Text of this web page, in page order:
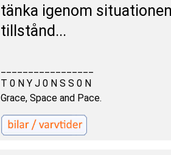
tänka igenom
tillstånd...
T 0 N Y J 0 N S S 0 N
Grace, Space and Pace.